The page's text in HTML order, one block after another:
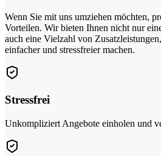
Wenn Sie mit uns umziehen möchten,
Vorteilen. Wir bieten Ihnen nicht nur
auch eine Vielzahl von
einfacher und stressfreier machen.
Stressfrei
Unkompliziert Angebote einholen und